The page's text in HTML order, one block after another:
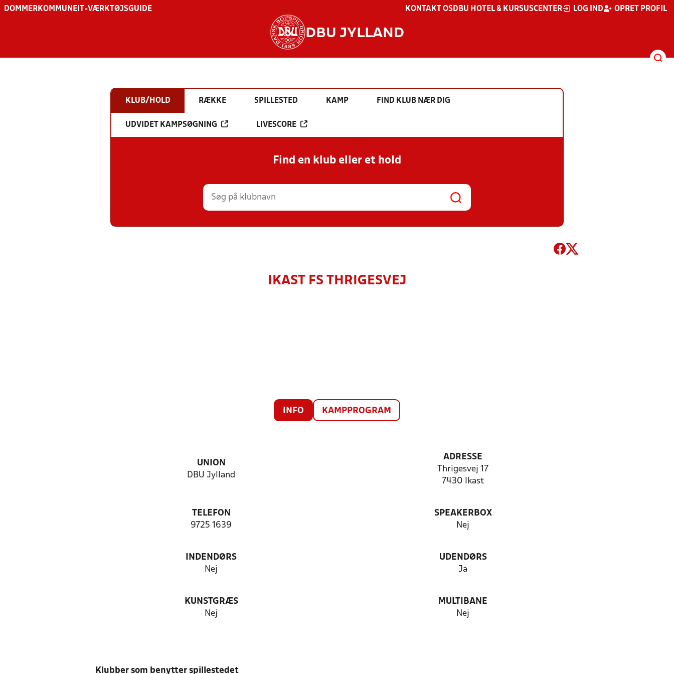
DOMMER KOMMUNE IT-VÆRKTØJSGUIDE KONTAKT OS DBU HOTEL & KURSUSCENTER LOG IND OPRET PROFIL
DBU JYLLAND
KLUB/HOLD RÆKKE SPILLESTED KAMP FIND KLUB NÆR DIG
UDVIDET KAMPSØGNING LIVESCORE
Find en klub eller et hold
IKAST FS THRIGESVEJ
INFO KAMPPROGRAM
UNION
DBU Jylland
ADRESSE
Thrigesvej 17
7430 Ikast
TELEFON
9725 1639
SPEAKERBOX
Nej
INDENDØRS
Nej
UDENDØRS
Ja
KUNSTGRÆS
Nej
MULTIBANE
Nej
Klubber som benytter spillestedet